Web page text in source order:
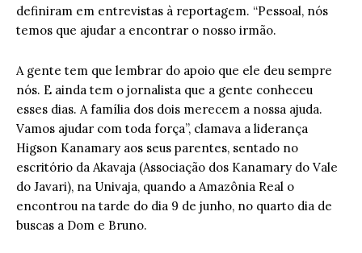
definiram em entrevistas à reportagem. “Pessoal, nós
temos que ajudar a encontrar o nosso irmão.
A gente tem que lembrar do apoio que ele deu sempre
nós. E ainda tem o jornalista que a gente conheceu
esses dias. A família dos dois merecem a nossa ajuda.
Vamos ajudar com toda força”, clamava a liderança
Higson Kanamary aos seus parentes, sentado no
escritório da Akavaja (Associação dos Kanamary do Vale
do Javari), na Univaja, quando a Amazônia Real o
encontrou na tarde do dia 9 de junho, no quarto dia de
buscas a Dom e Bruno.